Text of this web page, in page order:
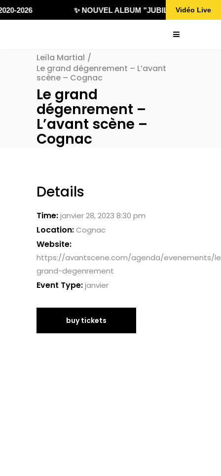
2026 ✨ NOUVEL ALBUM "JUBILÄ 432"Vidéo Live
Leïla Martial /
Le grand dégenrement – L’avant
scène – Cognac
Le grand
dégenrement –
L’avant scène –
Cognac
Details
Time:janvier 28, 2023 8:30 pm
Location:Cognac
Website:
https://avantscene.com/agenda/evenements/
grand-degenrement
Event Type:janvier
buy tickets